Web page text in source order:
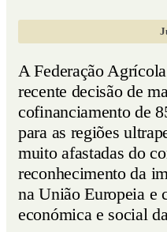
A Federação
recente decisão de
cofinanciamento de
para as regiões
muito afastadas do
reconhecimento da
na União Europeia e
económica e social